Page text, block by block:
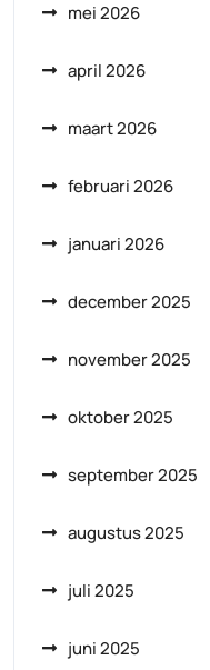
mei 2026
april 2026
maart 2026
februari 2026
januari 2026
december 2025
november 2025
oktober 2025
september 2025
augustus 2025
juli 2025
juni 2025